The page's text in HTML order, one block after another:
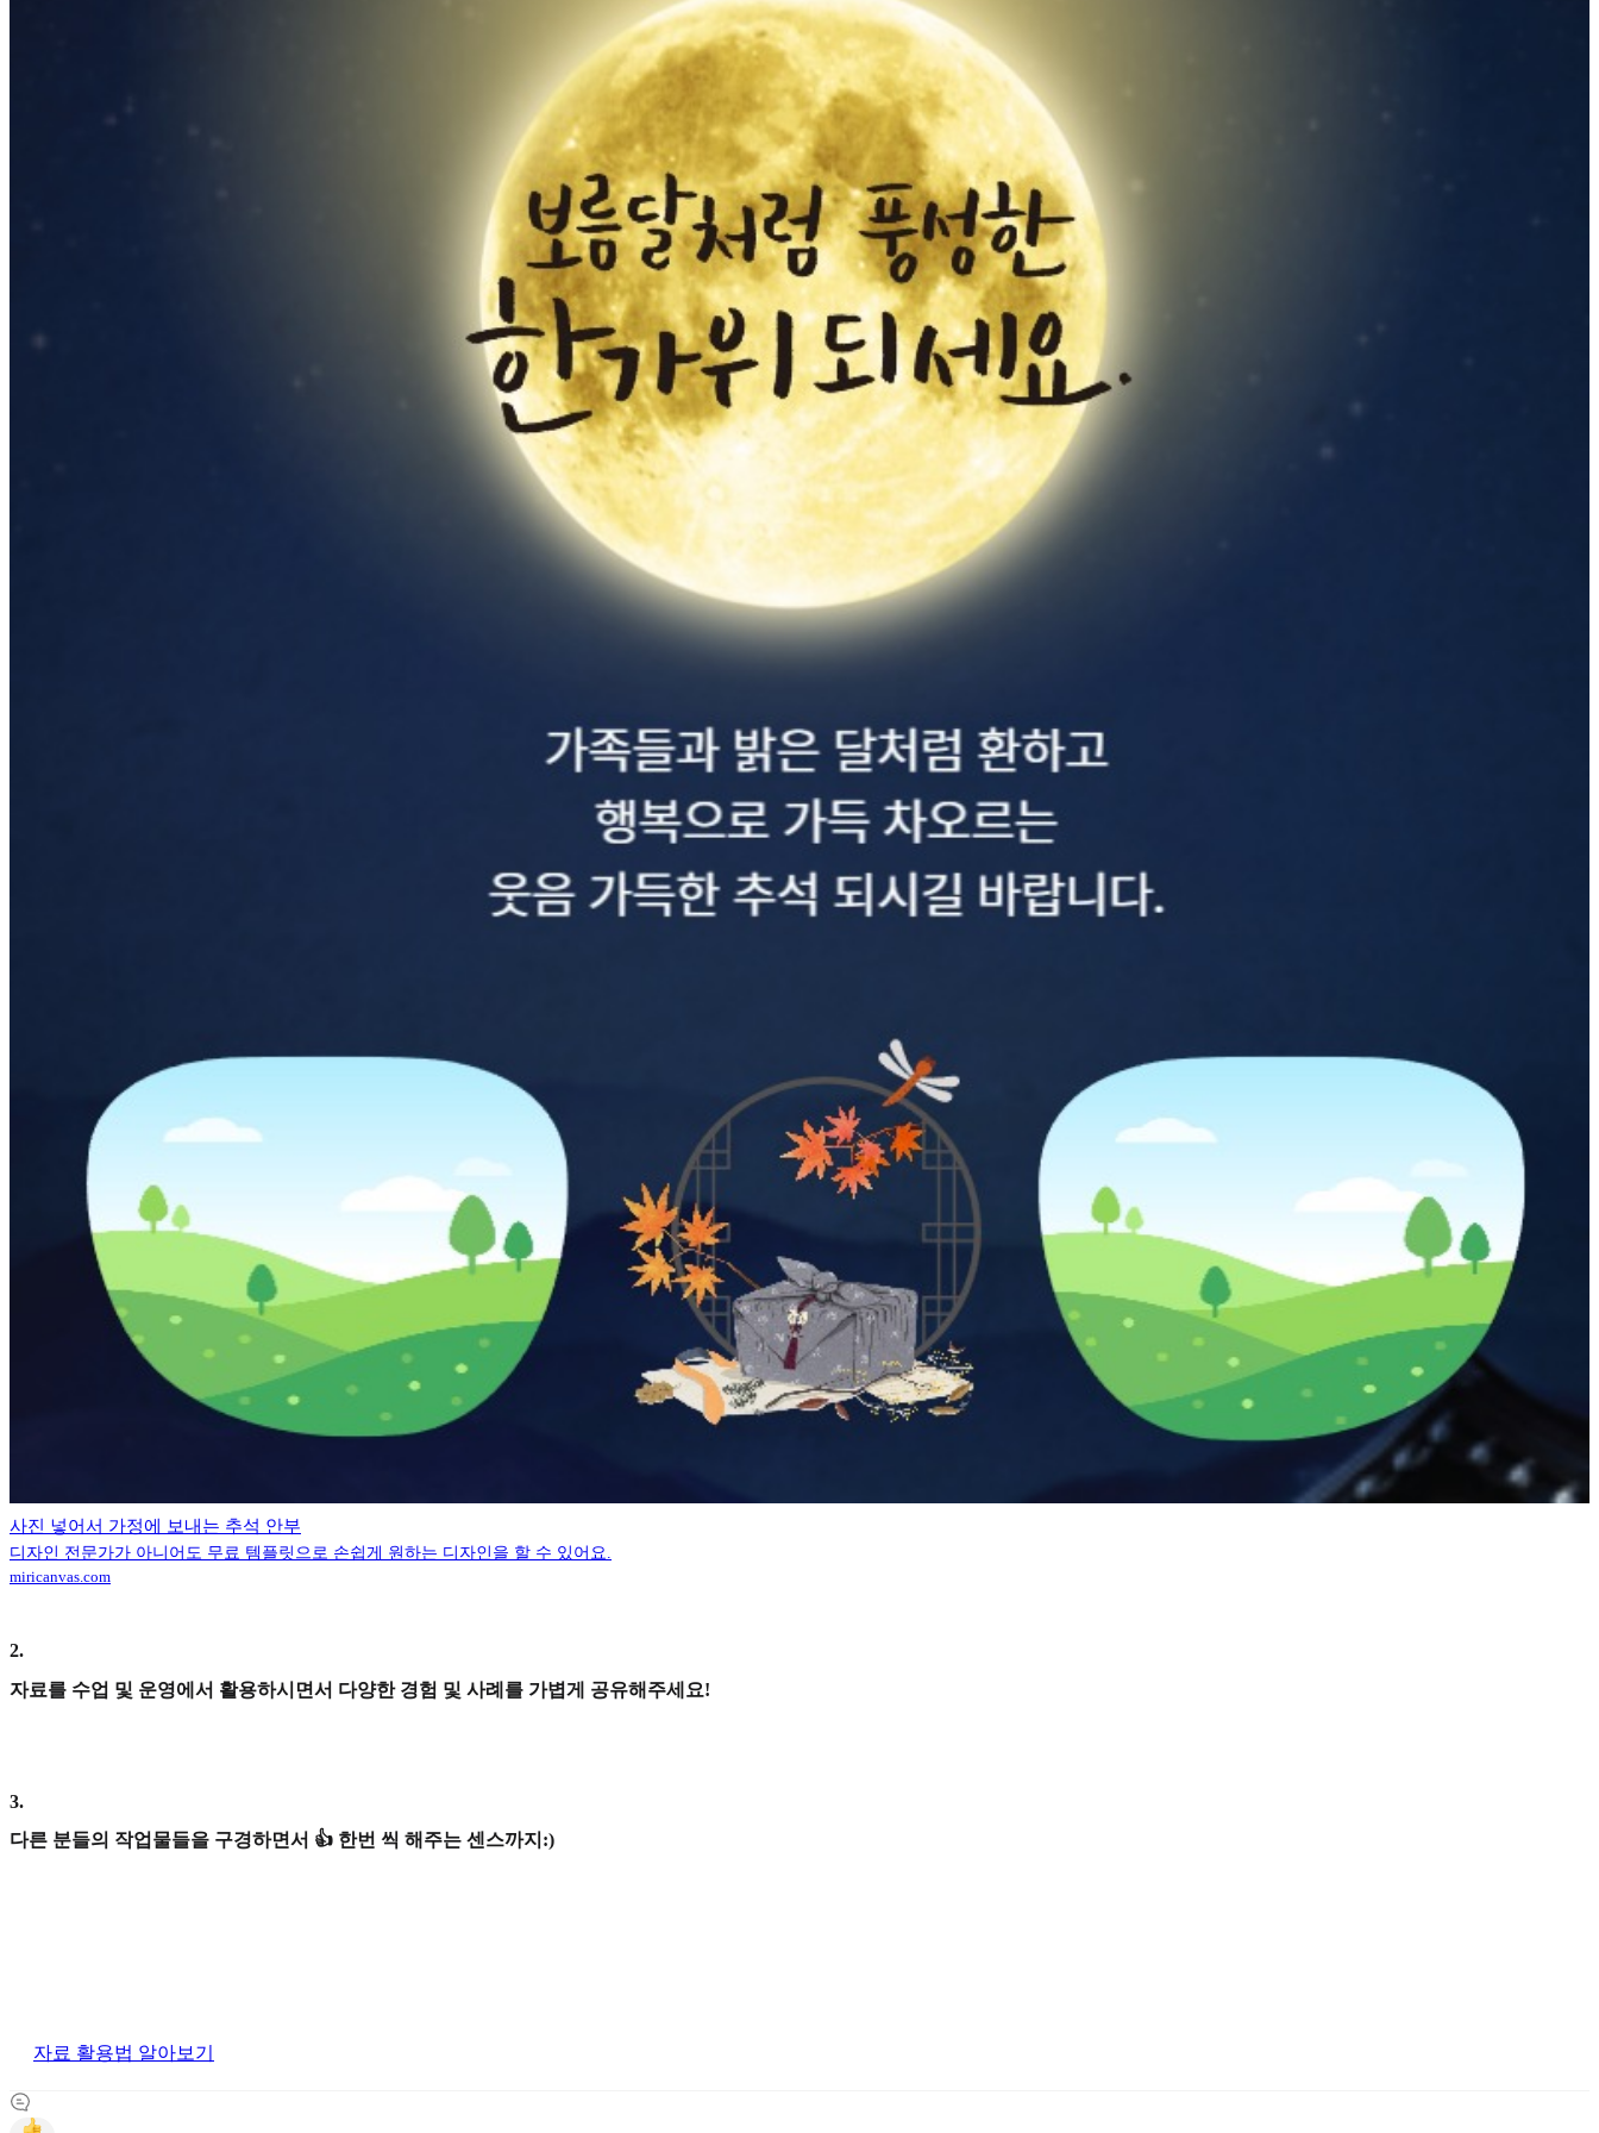
사진 넣어서 가정에 보내는 추석 안부
디자인 전문가가 아니어도 무료 템플릿으로 손쉽게 원하는 디자인을 할 수 있어요.
miricanvas.com
2.
자료를 수업 및 운영에서 활용하시면서 다양한 경험 및 사례를 가볍게 공유해주세요!
3.
다른 분들의 작업물들을 구경하면서 👍 한번 씩 해주는 센스까지:)
자료 활용법 알아보기